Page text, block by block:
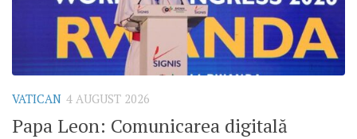
VATICAN 4 AUGUST 2026
Papa Leon: Comunicarea digitală